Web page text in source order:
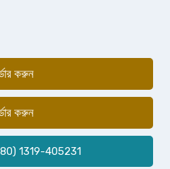
করুন
করুন
1319-405231